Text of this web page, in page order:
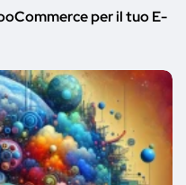
per il tuo E-